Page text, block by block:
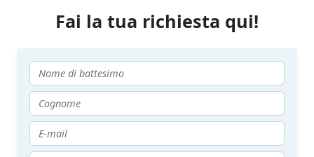
Fai la tua richiesta qui!